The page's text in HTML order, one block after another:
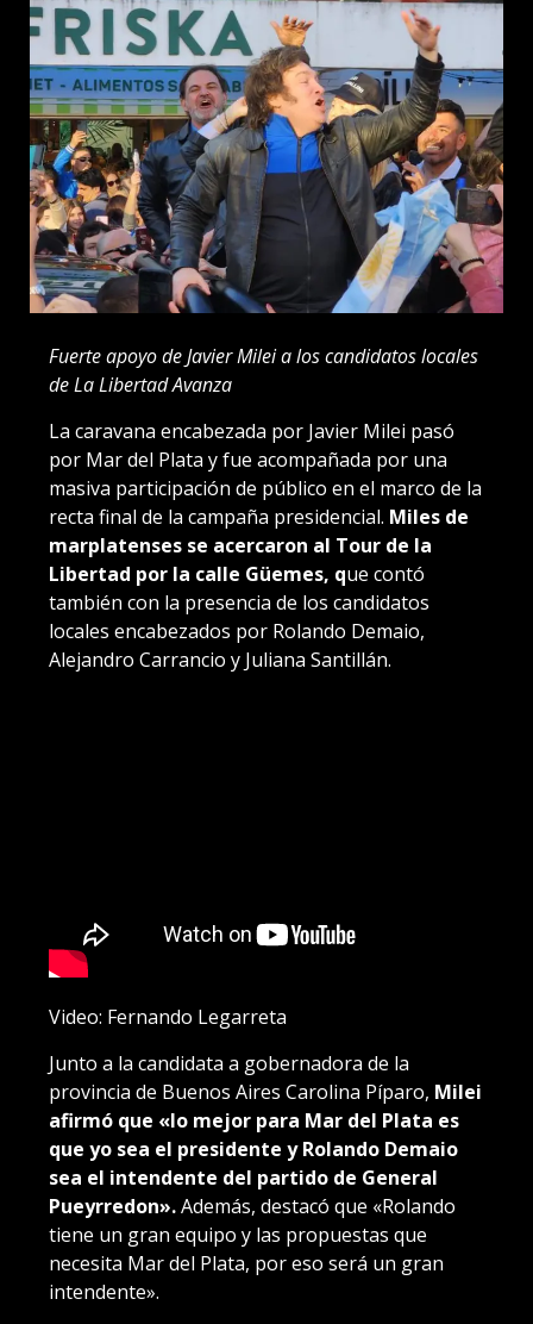
Fuerte apoyo de Javier Milei a los candidatos locales
de La Libertad Avanza
La caravana encabezada por Javier Milei pasó
por Mar del Plata y fue acompañada por una
masiva participación de público en el marco de la
recta final de la campaña presidencial. Miles de
marplatenses se acercaron al Tour de la
Libertad por la calle Güemes, que contó
también con la presencia de los candidatos
locales encabezados por Rolando Demaio,
Alejandro Carrancio y Juliana Santillán.
Video: Fernando Legarreta
Junto a la candidata a gobernadora de la
provincia de Buenos Aires Carolina Píparo, Milei
afirmó que «lo mejor para Mar del Plata es
que yo sea el presidente y Rolando Demaio
sea el intendente del partido de General
Pueyrredon».Además, destacó que «Rolando
tiene un gran equipo y las propuestas que
necesita Mar del Plata, por eso será un gran
intendente».